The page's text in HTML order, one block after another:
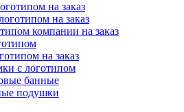
на заказ
на заказ
компании на заказ
на заказ
с логотипом
банные
подушки